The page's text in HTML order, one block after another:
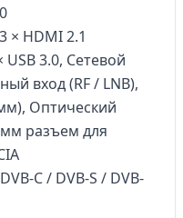
3 × HDMI 2.1
USB 3.0, Сетевой
вход (RF / LNB),
Оптический
разъем для
C / DVB-S / DVB-